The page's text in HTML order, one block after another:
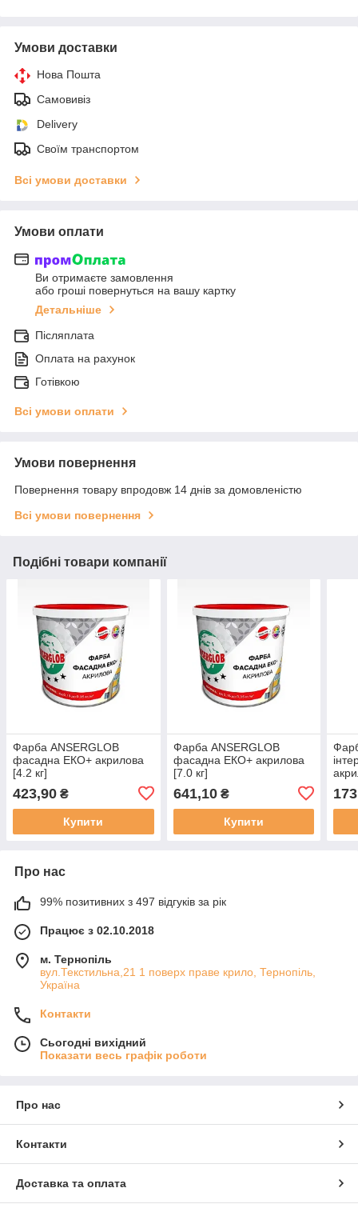
Умови доставки
Нова Пошта
Самовивіз
Delivery
Своїм транспортом
Всі умови доставки
Умови оплати
Ви отримаєте замовлення
або гроші повернуться на вашу картку
Детальніше
Післяплата
Оплата на рахунок
Готівкою
Всі умови оплати
Умови повернення
Повернення товару впродовж 14 днів за домовленістю
Всі умови повернення
Подібні товари компанії
Фарба ANSERGLOB
фасадна ЕКО+ акрилова
[4.2 кг]
423,90 ₴
Купити
Фарба ANSERGLOB
фасадна ЕКО+ акрилова
[7.0 кг]
641,10₴
Купити
Про нас
99% позитивних з 497 відгуків за рік
Працює з 02.10.2018
м. Тернопіль
вул.Текстильна,21 1 поверх праве крило, Тернопіль,
Україна
Контакти
Сьогодні вихідний
Показати весь графік роботи
Про нас
Контакти
Доставка та оплата